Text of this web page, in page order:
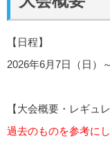
【日程】
2026年6月7日（日）～
【大会概要・レギュ
過去のものを参考に